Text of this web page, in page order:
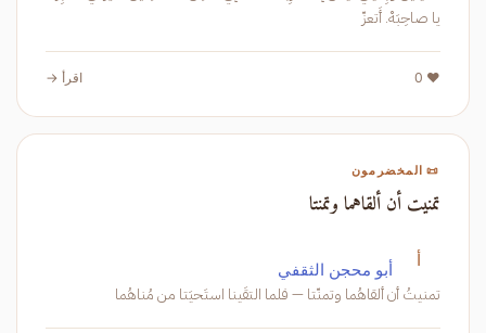
يا صاحِبَهْ. أَتعزّ
❤️ 0 اقرأ →
📜 المخضرمون
تمنيت أن ألقاهما وتمنتا
أ أبو محجن الثقفي
تمنيتُ أن ألقاهُما وتمنّتا — فلما التقَينا استَحيَتا من مُناهُما